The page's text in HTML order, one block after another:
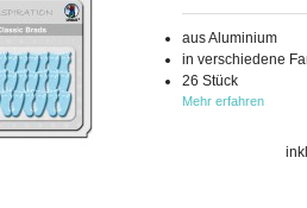
aus Aluminium
in verschiedene
26 Stück
Mehr erfahren